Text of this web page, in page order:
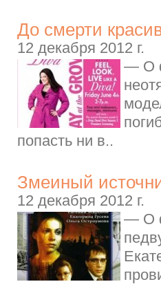
До смерти
12 декабря 2012 г.
— О
попасть ни в..
Змеиный
12 декабря 2012 г.
— О